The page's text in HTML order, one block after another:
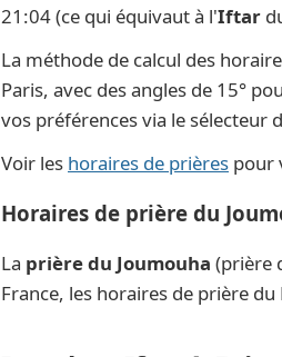
21:04 (ce qui équivaut à l'Iftar
La méthode de calcul des
Paris, avec des angles de 15°
vos préférences via le sélecteur
Voir les horaires de prières pour
Horaires de prière du
La prière du Joumouha (prière
France, les horaires de prière